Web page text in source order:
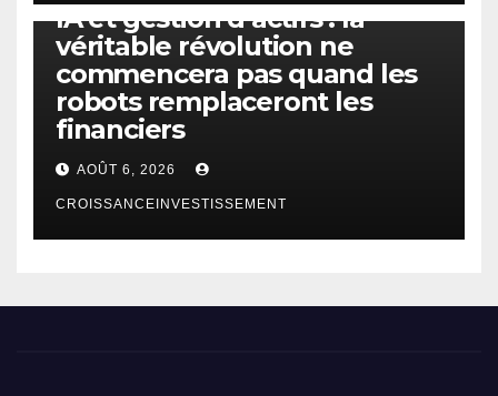
IA et gestion d’actifs : la
véritable révolution ne
commencera pas quand les
robots remplaceront les
financiers
AOÛT 6, 2026
CROISSANCEINVESTISSEMENT